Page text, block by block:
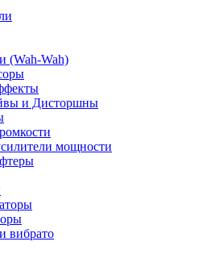
(Wah-Wah)
и Дисторшны
мощности
вибрато